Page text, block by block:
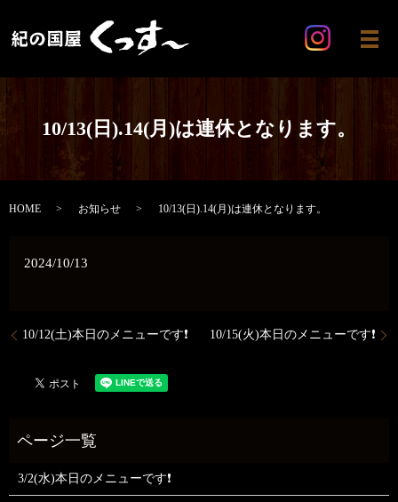
メ
10/13(日).14(月)は連休となります。
HOME お知らせ 10/13(日).14(月)は連休となります。
2024/10/13
10/12(土)本日のメニューです❗️ 10/15(火)本日のメニューです❗️
3/2(水)本日のメニューです❗